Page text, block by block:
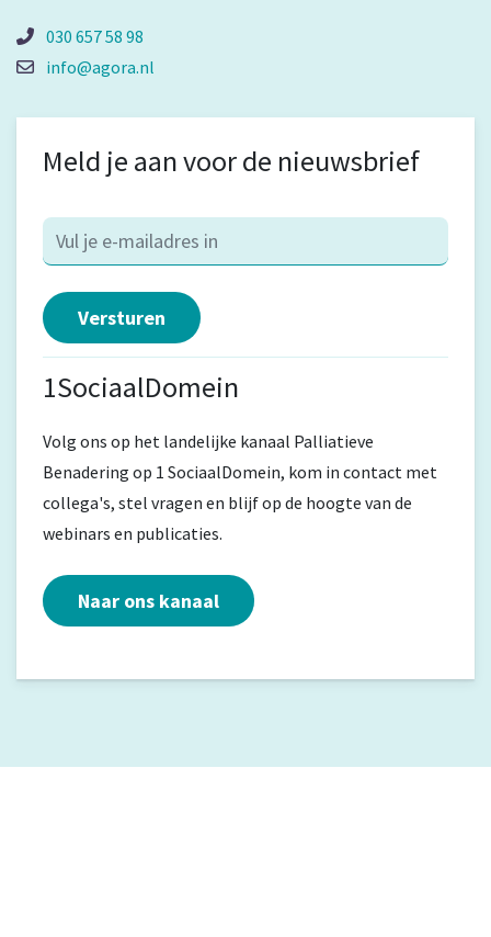
030 657 58 98
info@agora.nl
Meld je aan voor de nieuwsbrief
1SociaalDomein
Volg ons op het landelijke kanaal Palliatieve
Benadering op 1 SociaalDomein, kom in contact met
collega's, stel vragen en blijf op de hoogte van de
webinars en publicaties.
Naar ons kanaal